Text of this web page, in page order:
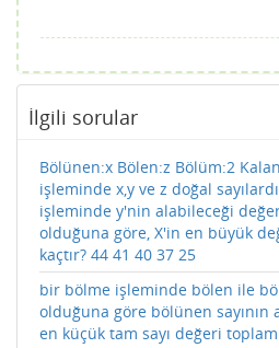
İlgili sorular
Bölünen:x Bölen:z Bölüm:2
işleminde x,y ve z doğal
işleminde y'nin alabileceği
olduğuna göre, X'in en büyük
kaçtır? 44 41 40 37 25
bir bölme işleminde bölen ile
olduğuna göre bölünen
en küçük tam sayı değeri